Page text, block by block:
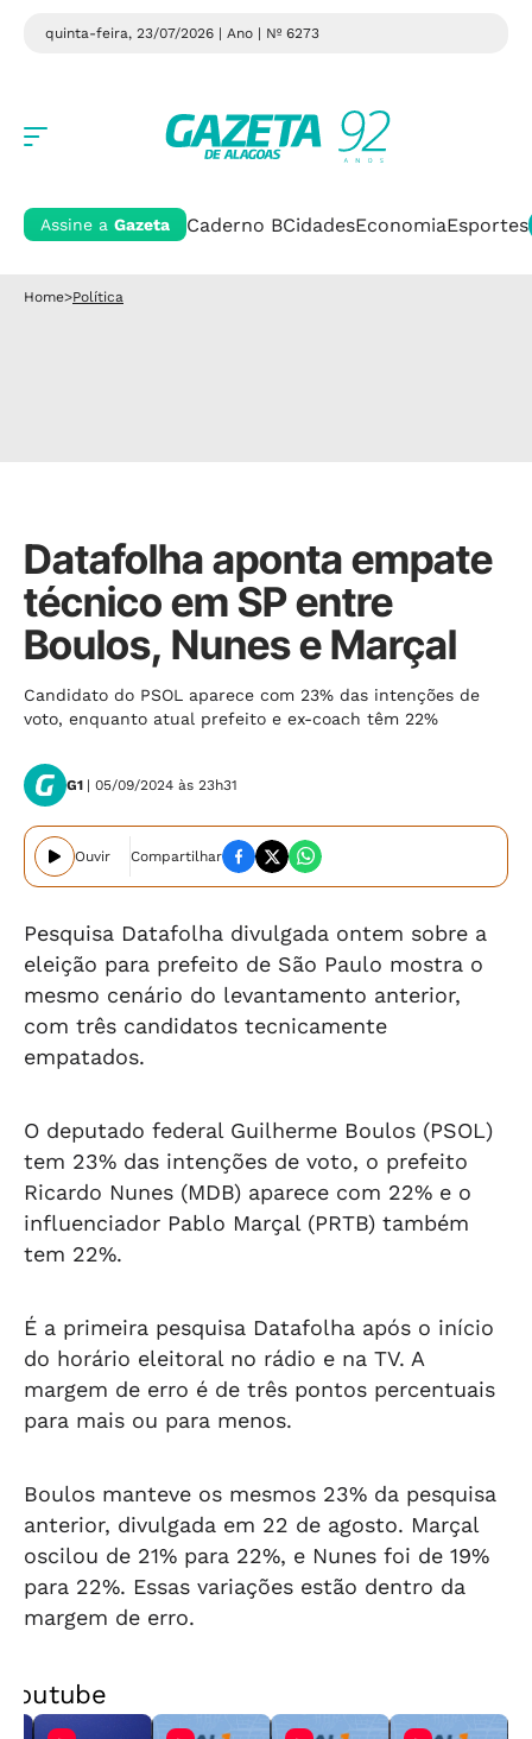
quinta-feira, 23/07/2026 | Ano | Nº 6273
Assine a Gazeta Caderno BCidadesEconomiaEsportes
Home>Política
Datafolha aponta empate
técnico em SP entre
Boulos, Nunes e Marçal
Candidato do PSOL aparece com 23% das intenções de
voto, enquanto atual prefeito e ex-coach têm 22%
G1 | 05/09/2024 às 23h31
Ouvir Compartilhar
Pesquisa Datafolha divulgada ontem sobre a
eleição para prefeito de São Paulo mostra o
mesmo cenário do levantamento anterior,
com três candidatos tecnicamente
empatados.
O deputado federal Guilherme Boulos (PSOL)
tem 23% das intenções de voto, o prefeito
Ricardo Nunes (MDB) aparece com 22% e o
influenciador Pablo Marçal (PRTB) também
tem 22%.
É a primeira pesquisa Datafolha após o início
do horário eleitoral no rádio e na TV. A
margem de erro é de três pontos percentuais
para mais ou para menos.
Boulos manteve os mesmos 23% da pesquisa
anterior, divulgada em 22 de agosto. Marçal
oscilou de 21% para 22%, e Nunes foi de 19%
para 22%. Essas variações estão dentro da
margem de erro.